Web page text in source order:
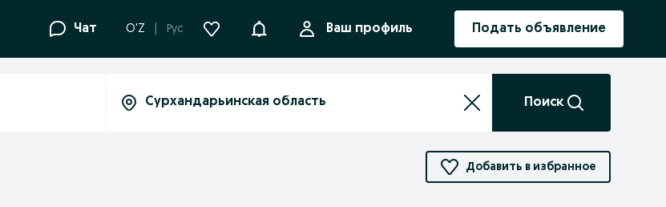
Чат O'Z Рус УведомленияВаш профиль Подать объявление
Поиск
Добавить в избранное